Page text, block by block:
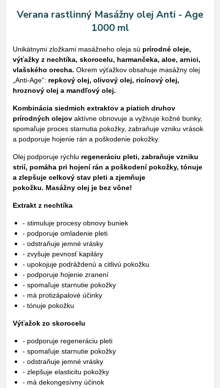
Verana rastlinný Masážny olej Anti - Age
1000 ml
Unikátnymi zložkami masážneho oleja sú prírodné oleje,
výťažky z nechtíka, skorocelu, harmančeka, aloe, arnici,
vlašského orecha. Okrem výťažkov obsahuje masážny olej
„Anti-Age“: repkový olej, olivový olej, ricínový olej,
hroznový olej a mandľový olej.
Kombinácia siedmich extraktov a piatich druhov
prírodných olejov aktívne obnovuje a vyživuje kožné bunky,
spomaľuje proces starnutia pokožky, zabraňuje vzniku vrások
a podporuje hojenie rán a poškodenie pokožky.
Olej podporuje rýchlu regeneráciu pleti, zabraňuje vzniku
strií, pomáha pri hojení rán a poškodení pokožky, tónuje
a zlepšuje celkový stav pleti a zjemňuje
pokožku. Masážny olej je bez vône!
Extrakt z nechtíka
- stimuluje procesy obnovy buniek
- podporuje omladenie pleti
- odstraňuje jemné vrásky
- zvyšuje pevnosť kapiláry
- upokojuje podráždenú a citlivú pokožku
- podporuje hojenie zranení
- spomaľuje starnutie pokožky
- má protizápalové účinky
- tónuje pokožku
Výťažok zo skorocelu
- podporuje regeneráciu pleti
- spomaľuje starnutie pokožky
- odstraňuje jemné vrásky
- zlepšuje elasticitu pokožky
- má dekongesívny účinok